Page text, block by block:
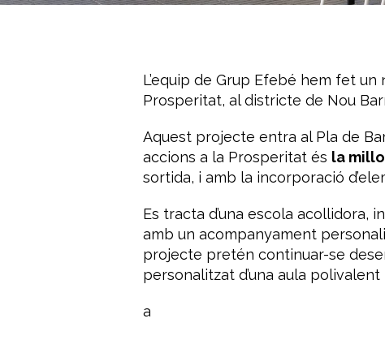
L’equip de Grup Efebé hem fet un
Prosperitat, al districte de Nou
Aquest projecte entra al Pla de
accions a la Prosperitat és la
sortida, i amb la incorporació
Es tracta d’una escola acollidora,
amb un acompanyament
projecte pretén continuar-se
personalitzat d’una aula
a